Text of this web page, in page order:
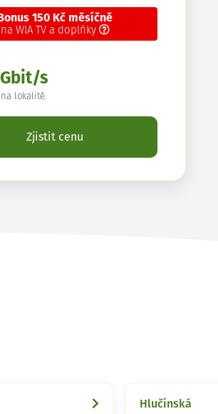
Bonus 150 Kč měsíčně
na WIA TV a doplňky
s
lokalitě.
Zjistit cenu
Hlučínská